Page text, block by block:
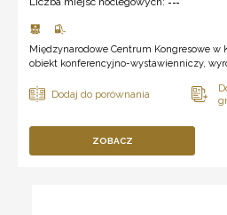
---
Międzynarodowe Centrum Kongresowe w
obiekt konferencyjno-wystawienniczy,
ZOBACZ